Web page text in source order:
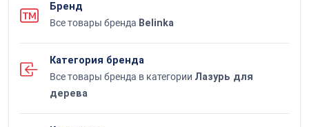
Бренд
Все товары бренда Belinka
Категория бренда
Все товары бренда в категории Лазурь для
дерева